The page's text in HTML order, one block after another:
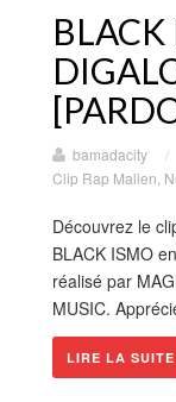
BLACK
bamadacity /
Clip Rap Malien
Découvrez le
BLACK ISMO
réalisé par
MUSIC.
LIRE LA SUITE